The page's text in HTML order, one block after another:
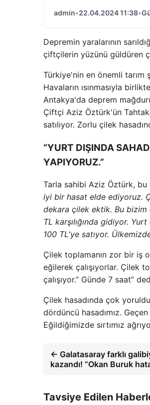
admin•22.04.2024 11:38•
Depremin yaralarının
çiftçilerin yüzünü güldüren
Türkiye'nin en önemli
Havaların ısınmasıyla
Antakya'da deprem
Çiftçi Aziz Öztürk'ün
satılıyor. Zorlu çilek
“YURT DIŞINDA
YAPIYORUZ.”
Tarla sahibi Aziz Öztürk,
iyi bir hasat elde ediyoruz.
dekara çilek ektik. Bu bizim
TL karşılığında gidiyor.
100 TL'ye satıyor.
Çilek toplamanın zor bir iş
eğilerek çalışıyorlar. Çilek
çalışıyor.” Günde 7 saat”
Çilek hasadında çok
dördüncü hasadımız.
Eğildiğimizde sırtımız
← Galatasaray farklı
kazandı! “Okan Buruk
Tavsiye Edilen